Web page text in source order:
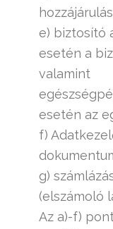
e) biztosító
esetén a
valamint
esetén az
f)
g)
(elszámoló
Az a)-f)